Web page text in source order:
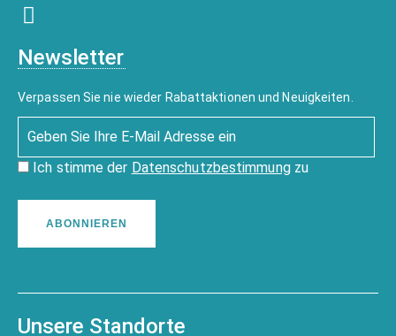
Newsletter
Verpassen Sie nie wieder Rabattaktionen und Neuigkeiten.
Ich stimme der Datenschutzbestimmungzu
ABONNIEREN
Unsere Standorte